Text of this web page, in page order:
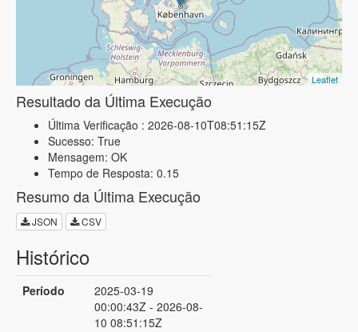
Leaflet
Resultado da Última Execução
Última Verificação : 2026-08-10T08:51:15Z
Sucesso: True
Mensagem: OK
Tempo de Resposta: 0.15
Resumo da Última Execução
JSON CSV
Histórico
Período
2025-03-19
00:00:43Z - 2026-08-
10 08:51:15Z